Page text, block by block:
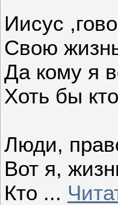
Иисус
Свою
Да кому я
Хоть бы
Люди,
Вот я,
Кто ...